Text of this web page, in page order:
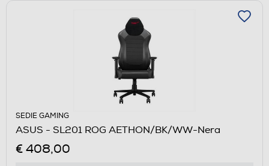
SEDIE GAMING
ASUS - SL201 ROG AETHON/BK/WW-Nera
€ 408,00